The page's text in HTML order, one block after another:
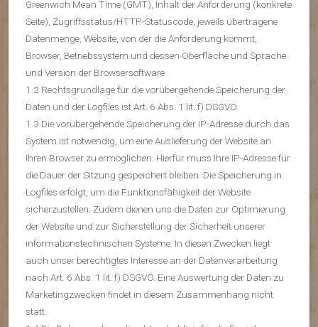
Greenwich Mean Time (GMT), Inhalt der Anforderung (konkrete
Seite), Zugriffsstatus/HTTP-Statuscode, jeweils übertragene
Datenmenge, Website, von der die Anforderung kommt,
Browser, Betriebssystem und dessen Oberfläche und Sprache
und Version der Browsersoftware.
1.2 Rechtsgrundlage für die vorübergehende Speicherung der
Daten und der Logfiles ist Art. 6 Abs. 1 lit. f) DSGVO.
1.3 Die vorübergehende Speicherung der IP-Adresse durch das
System ist notwendig, um eine Auslieferung der Website an
Ihren Browser zu ermöglichen. Hierfür muss Ihre IP-Adresse für
die Dauer der Sitzung gespeichert bleiben. Die Speicherung in
Logfiles erfolgt, um die Funktionsfähigkeit der Website
sicherzustellen. Zudem dienen uns die Daten zur Optimierung
der Website und zur Sicherstellung der Sicherheit unserer
informationstechnischen Systeme. In diesen Zwecken liegt
auch unser berechtigtes Interesse an der Datenverarbeitung
nach Art. 6 Abs. 1 lit. f) DSGVO. Eine Auswertung der Daten zu
Marketingzwecken findet in diesem Zusammenhang nicht
statt.